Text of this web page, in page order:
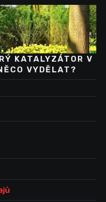
KATALYZÁTOR V
VYDĚLAT?